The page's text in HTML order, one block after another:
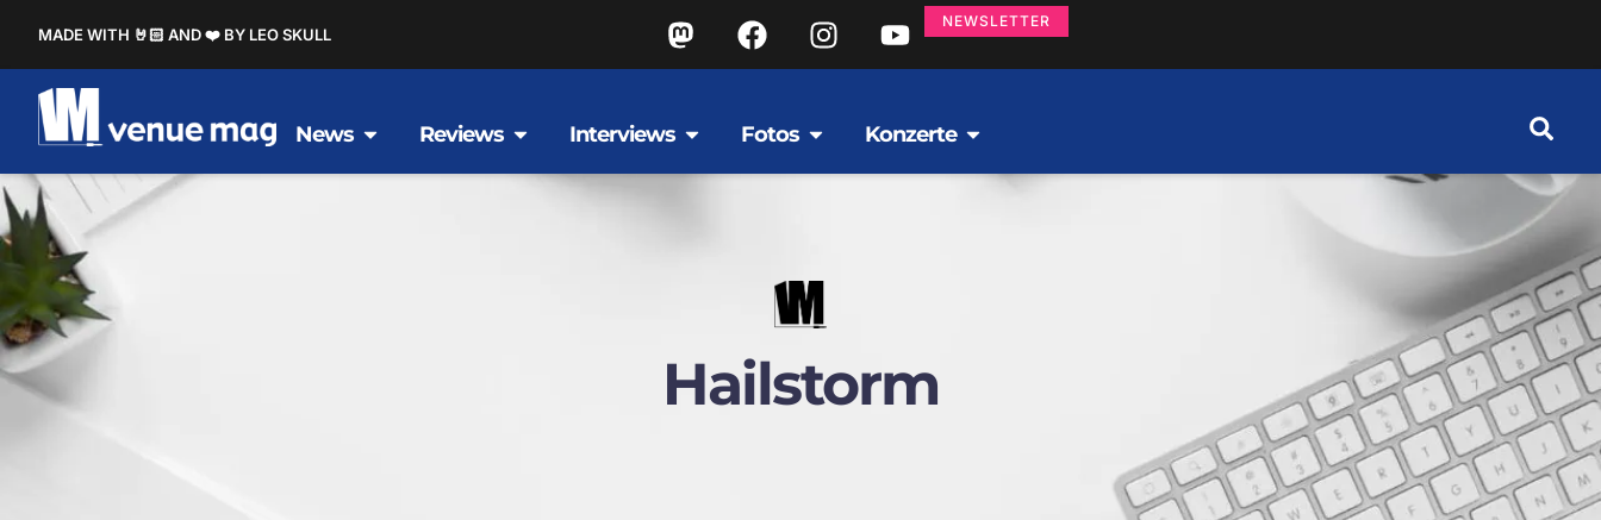
MADE WITH 🤘🏻 AND ❤️ BY LEO SKULL
NEWSLETTER
News Reviews Interviews Fotos Konzerte
Hailstorm